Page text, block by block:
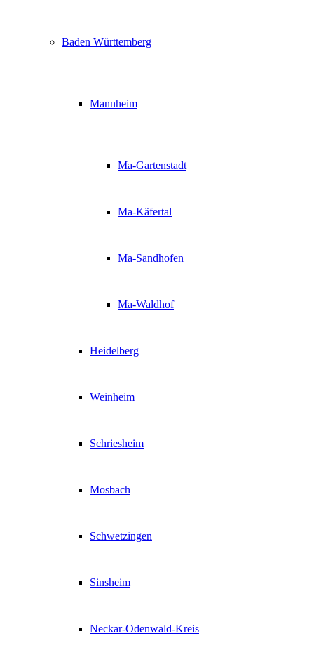
Baden Württemberg
Mannheim
Ma-Gartenstadt
Ma-Käfertal
Ma-Sandhofen
Ma-Waldhof
Heidelberg
Weinheim
Schriesheim
Mosbach
Schwetzingen
Sinsheim
Neckar-Odenwald-Kreis